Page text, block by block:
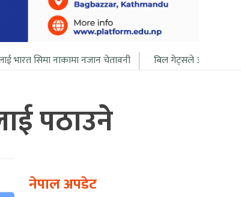
नजान चेतावनी बिल गेट्सले आफ्नो सबै सम्पत्ति २० बर्ष भित्र
पठाउने
नेपाल अपडेट